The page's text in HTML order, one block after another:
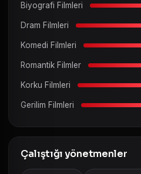
Biyografi Filmleri
Dram Filmleri
Komedi Filmleri
Romantik Filmler
Korku Filmleri
Gerilim Filmleri
Çalıştığı yönetmenler